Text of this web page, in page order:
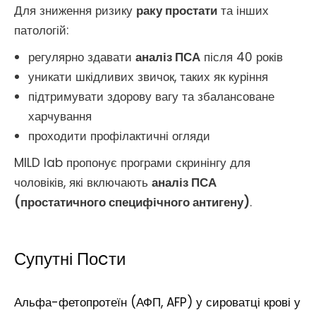
Для зниження ризику раку простати та інших
патологій:
регулярно здавати аналіз ПСА після 40 років
уникати шкідливих звичок, таких як куріння
підтримувати здорову вагу та збалансоване
харчування
проходити профілактичні огляди
MILD lab пропонує програми скринінгу для
чоловіків, які включають аналіз ПСА
(простатичного специфічного антигену).
Супутні Поcти
Альфа-фетопротеїн (АФП, AFP) у сироватці крові у